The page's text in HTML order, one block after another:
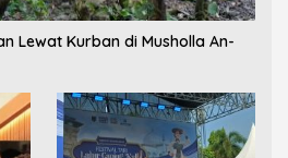
Lewat Kurban di Musholla An-